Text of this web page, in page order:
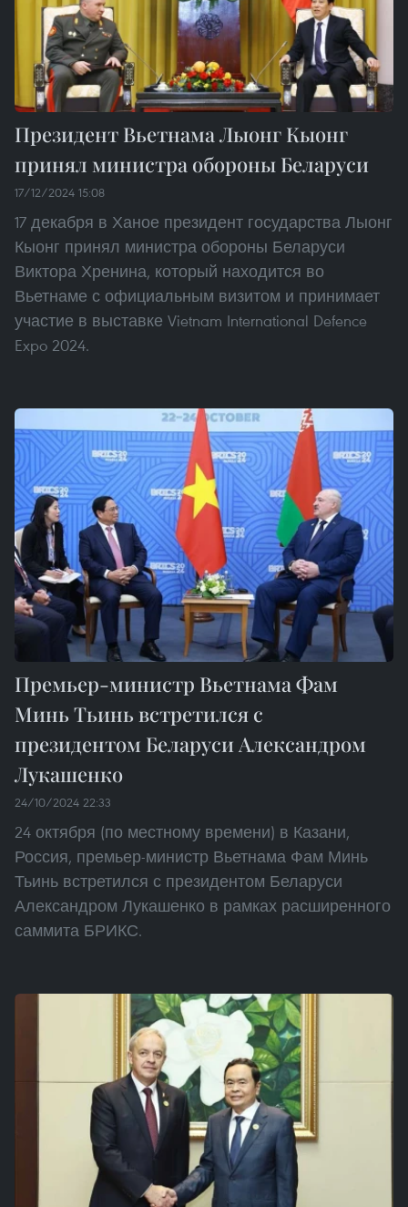
Президент Вьетнама Лыонг Кыонг
принял министра обороны Беларуси
17/12/2024 15:08
17 декабря в Ханое президент государства Лыонг
Кыонг принял министра обороны Беларуси
Виктора Хренина, который находится во
Вьетнаме с официальным визитом и принимает
участие в выставке Vietnam International Defence
Expo 2024.
Премьер-министр Вьетнама Фам
Минь Тьинь встретился с
президентом Беларуси Александром
Лукашенко
24/10/2024 22:33
24 октября (по местному времени) в Казани,
Россия, премьер-министр Вьетнама Фам Минь
Тьинь встретился с президентом Беларуси
Александром Лукашенко в рамках расширенного
саммита БРИКС.